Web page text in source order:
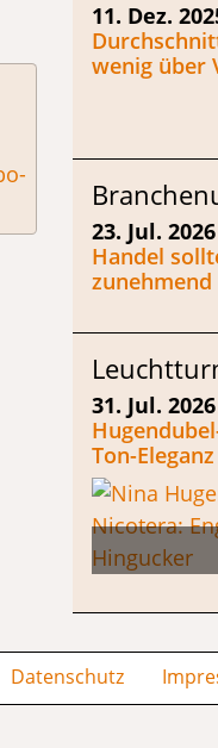
11. Dez.
wenig über
23. Jul. 2026
Handel
31. Jul. 2026
Ton-
Datenschutz